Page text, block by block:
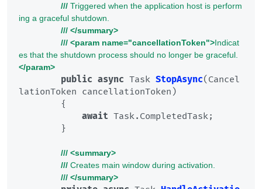
/// Triggered when the application host is perform
ing a graceful shutdown.
/// </summary>
/// <param name="cancellationToken">Indicat
es that the shutdown process should no longer be graceful.
</param>
public async Task StopAsync( Cancel
lationToken cancellationToken )
await Task.CompletedTask;
/// <summary>
/// Creates main window during activation.
/// </summary>